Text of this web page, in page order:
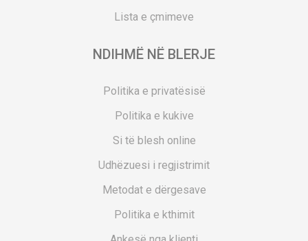
Lista e çmimeve
NDIHMË NË BLERJE
Politika e privatësisë
Politika e kukive
Si të blesh online
Udhëzuesi i regjistrimit
Metodat e dërgesave
Politika e kthimit